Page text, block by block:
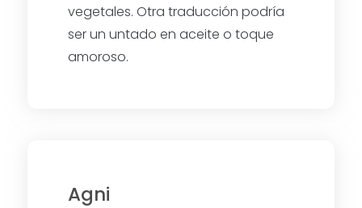
vegetales. Otra traducción podría
ser un untado en aceite o toque
amoroso.
Agni